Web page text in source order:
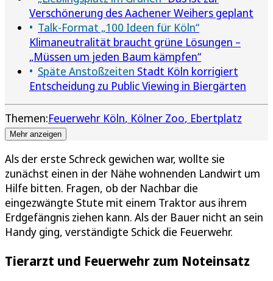
Verschönerung des Aachener Weihers geplant
Talk-Format „100 Ideen für Köln“
Klimaneutralität braucht grüne Lösungen –
„Müssen um jeden Baum kämpfen“
Späte Anstoßzeiten Stadt Köln korrigiert
Entscheidung zu Public Viewing in Biergärten
Themen:Feuerwehr Köln Kölner Zoo Ebertplatz
Mehr anzeigen
Als der erste Schreck gewichen war, wollte sie
zunächst einen in der Nähe wohnenden Landwirt um
Hilfe bitten. Fragen, ob der Nachbar die
eingezwängte Stute mit einem Traktor aus ihrem
Erdgefängnis ziehen kann. Als der Bauer nicht an sein
Handy ging, verständigte Schick die Feuerwehr.
Tierarzt und Feuerwehr zum Noteinsatz